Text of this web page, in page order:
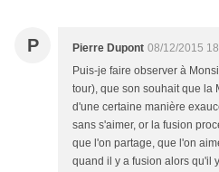
P Pierre Dupont 08/12/2015
Puis-je faire observer à
tour), que son souhait que la
d'une certaine manière
sans s'aimer, or la fusion
que l'on partage, que l'on
quand il y a fusion alors qu'il